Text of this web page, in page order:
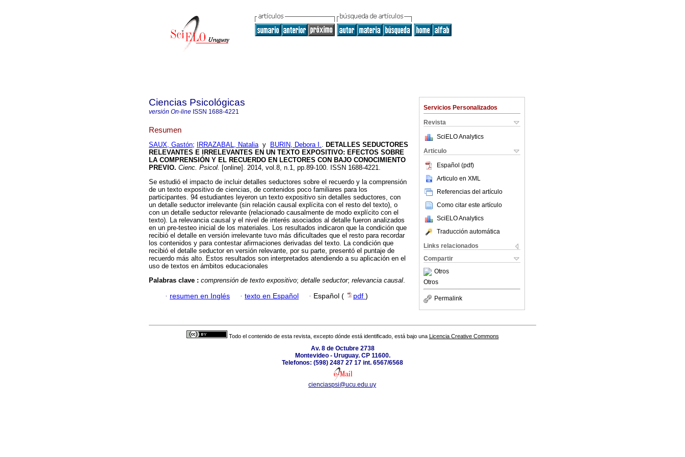
Servicios Personalizados
Revista
SciELO Analytics
Articulo
Español (pdf)
Articulo en XML
Referencias del artículo
Como citar este artículo
SciELO Analytics
Traducción automática
Links relacionados
Compartir
Otros
Otros
Permalink
Ciencias Psicológicas
versión On-line ISSN 1688-4221
Resumen
SAUX, Gastón; IRRAZABAL, Nataliay BURIN, Debora I.. DETALLES SEDUCTORES
RELEVANTES E IRRELEVANTES EN UN TEXTO EXPOSITIVO: EFECTOS SOBRE
LA COMPRENSIÓN Y EL RECUERDO EN LECTORES CON BAJO CONOCIMIENTO
PREVIO. Cienc. Psicol. [online]. 2014, vol.8, n.1, pp.89-100. ISSN 1688-4221.
Se estudió el impacto de incluir detalles seductores sobre el recuerdo y la comprensión
de un texto expositivo de ciencias, de contenidos poco familiares para los
participantes. 94 estudiantes leyeron un texto expositivo sin detalles seductores, con
un detalle seductor irrelevante (sin relación causal explícita con el resto del texto), o
con un detalle seductor relevante (relacionado causalmente de modo explícito con el
texto). La relevancia causal y el nivel de interés asociados al detalle fueron analizados
en un pre-testeo inicial de los materiales. Los resultados indicaron que la condición que
recibió el detalle en versión irrelevante tuvo más dificultades que el resto para recordar
los contenidos y para contestar afirmaciones derivadas del texto. La condición que
recibió el detalle seductor en versión relevante, por su parte, presentó el puntaje de
recuerdo más alto. Estos resultados son interpretados atendiendo a su aplicación en el
uso de textos en ámbitos educacionales
Palabras clave : comprensión de texto expositivo; detalle seductor; relevancia causal.
· resumen en Inglés · texto en Español · Español ( pdf )
Todo el contenido de esta revista, excepto dónde está identificado, está bajo una Licencia Creative Commons
Av. 8 de Octubre 2738
Montevideo - Uruguay. CP 11600.
Telefonos: (598) 2487 27 17 int. 6567/6568
cienciaspsi@ucu.edu.uy